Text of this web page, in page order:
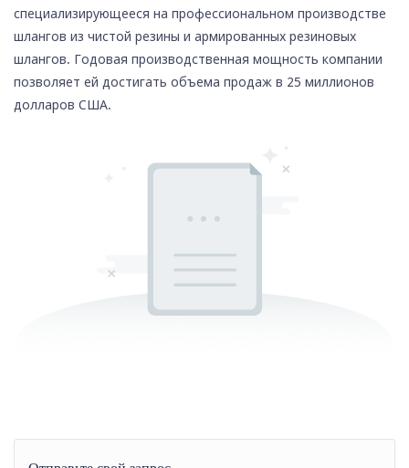
специализирующееся на профессиональном производстве
шлангов из чистой резины и армированных резиновых
шлангов. Годовая производственная мощность компании
позволяет ей достигать объема продаж в 25 миллионов
долларов США.